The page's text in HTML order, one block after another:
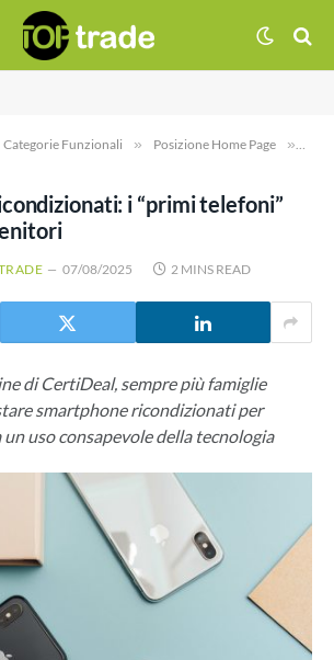
Categorie Funzionali » Posizione Home Page »
i “primi telefoni”
07/08/2025 2 MINS READ
di CertiDeal, sempre più famiglie
smartphone ricondizionati per
un uso consapevole della tecnologia